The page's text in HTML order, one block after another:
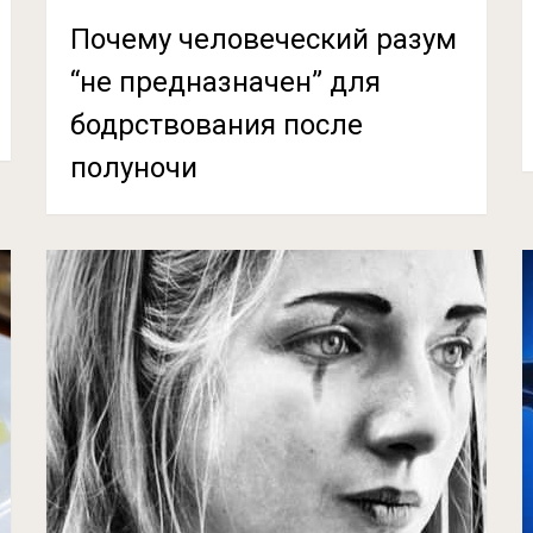
Почему человеческий разум
“не предназначен” для
бодрствования после
полуночи